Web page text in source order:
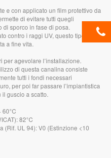
e con applicato un film protettivo da
di evitare tutti quegli
di sporco in fase di posa.
contro i raggi UV, questo tipo di
a fine vita.
per agevolare l’installazione.
di questa canalina consiste
tutti i fondi necessari
per poi far passare l’impiantistica
guscio a scatto.
60°C
82°C
(Rif. UL 94): V0 (Estinzione <10